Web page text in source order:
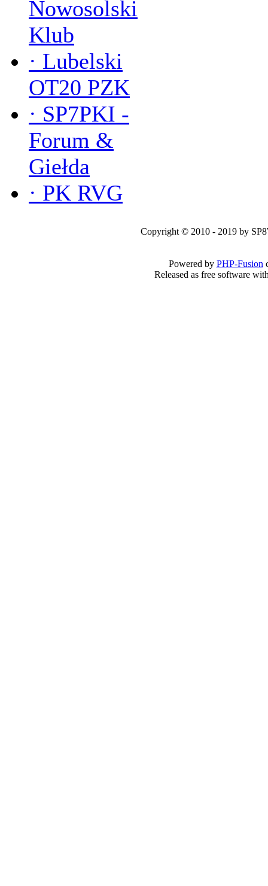
Nowosolski
Klub
· Lubelski
OT20 PZK
· SP7PKI -
Forum &
Giełda
· PK RVG
Copyright © 2010 - 2019 by
Powered by PHP-Fusion
Released as free software